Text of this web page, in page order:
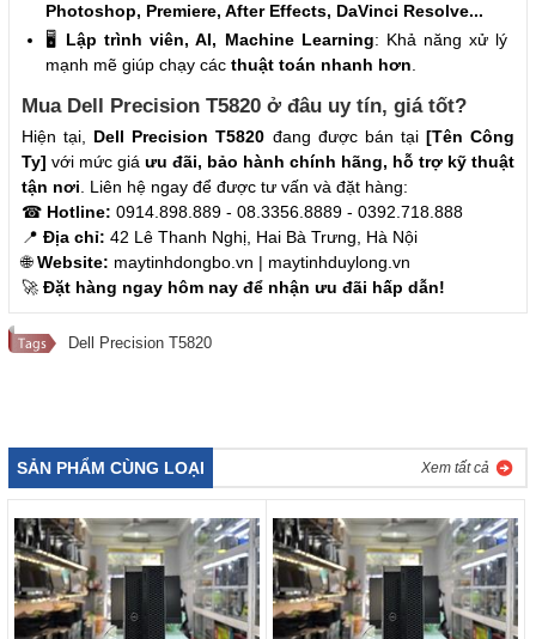
Photoshop, Premiere, After Effects, DaVinci Resolve...
🖥️ Lập trình viên, AI, Machine Learning: Khả năng xử lý
mạnh mẽ giúp chạy các thuật toán nhanh hơn
Mua Dell Precision T5820 ở đâu uy tín, giá tốt?
Hiện tại, Dell Precision T5820 đang được bán tại [Tên Công
Ty] với mức giá ưu đãi, bảo hành chính hãng, hỗ trợ kỹ thuật
tận nơi . Liên hệ ngay để được tư vấn và đặt hàng:
☎ Hotline: 0914.898.889 - 08.3356.8889 - 0392.718.888
📍 Địa chỉ: 42 Lê Thanh Nghị, Hai Bà Trưng, Hà Nội
🌐Website: maytinhdongbo.vn | maytinhduylong.vn
🚀 Đặt hàng ngay hôm nay để nhận ưu đãi hấp dẫn!
Dell Precision T5820
SẢN PHẨM CÙNG LOẠI Xem tất cả